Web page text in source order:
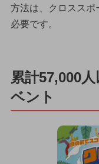
方法は、クロスス
必要です。
累計57,000
ベント